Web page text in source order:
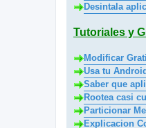
Desintala
Tutoriales y
Modificar
Usa tu
Saber que
Rootea casi
Particionar
Explicacion